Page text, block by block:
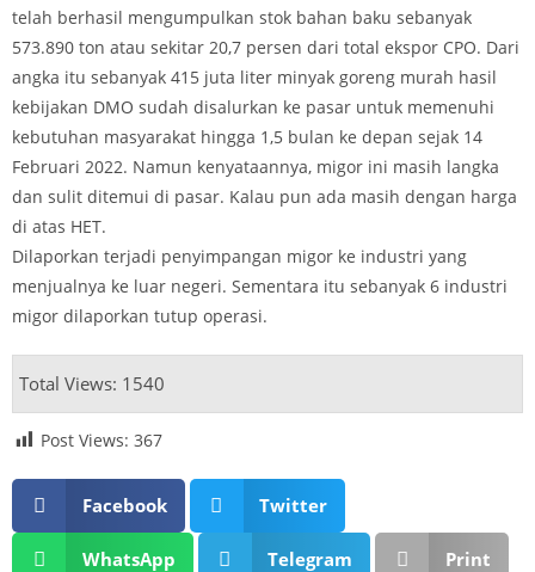
telah berhasil mengumpulkan stok bahan baku sebanyak
573.890 ton atau sekitar 20,7 persen dari total ekspor CPO. Dari
angka itu sebanyak 415 juta liter minyak goreng murah hasil
kebijakan DMO sudah disalurkan ke pasar untuk memenuhi
kebutuhan masyarakat hingga 1,5 bulan ke depan sejak 14
Februari 2022. Namun kenyataannya, migor ini masih langka
dan sulit ditemui di pasar. Kalau pun ada masih dengan harga
di atas HET.
Dilaporkan terjadi penyimpangan migor ke industri yang
menjualnya ke luar negeri. Sementara itu sebanyak 6 industri
migor dilaporkan tutup operasi.
Total Views: 1540
Post Views: 367
Facebook Twitter
WhatsApp Telegram Print